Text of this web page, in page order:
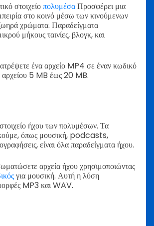
στοιχείοπολυμέσαΠροσφέρει μια
στο κοινό μέσω των κινούμενων
χρώματα. Παραδείγματα
μήκους ταινίες, βλογκ, και
ένα αρχείο MP4 σε έναν κωδικό
5 MB έως 20 MB.
ήχου των πολυμέσων. Τα
όπως μουσική, podcasts,
είναι όλα παραδείγματα ήχου.
αρχεία ήχου χρησιμοποιώντας
για μουσική. Αυτή η λύση
MP3 και WAV.